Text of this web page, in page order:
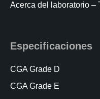
Acerca del laboratorio –
Especificaciones
CGA Grade D
CGA Grade E